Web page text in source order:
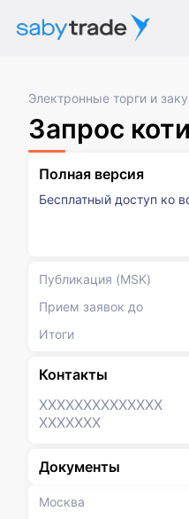
Электронные торги и
Запрос котировок в электронной
Москва
Полная версия
Бесплатный доступ ко
Публикация (MSK)
Прием заявок до
Итоги
Контакты
XXXXXXXXXXXXXX
XXXXXXX
Документы